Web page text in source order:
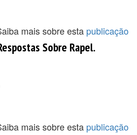
mais sobre esta publicação
Sobre Rapel.
mais sobre esta publicação